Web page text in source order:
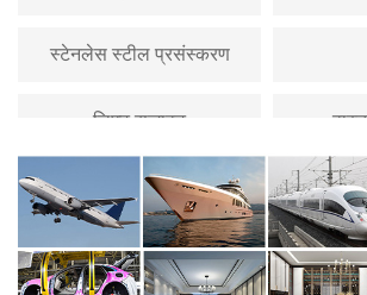
श्री डिंग ने ताइज़ौ में उत्पादन आधार स्थापित
उपकरण कंपनी, Ltd. (theवर्तमान कंपनी)इसी
स्टेनलेस स्टील प्रसंस्करण
लिफ्ट सजावट
धातु के दरवाजे
छत शिल्पकारी